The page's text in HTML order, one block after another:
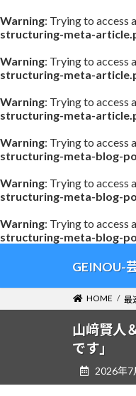
Warning: Trying to access
structuring-meta-
Warning: Trying to access
structuring-meta-
Warning: Trying to access
structuring-meta-
Warning: Trying to access
structuring-meta-blog-
Warning: Trying to access
structuring-meta-blog-
Warning: Trying to access
structuring-meta-blog-
テ
ッ
ゲ
移
GEINOU-
HOME 最
山﨑賢人
です」
2026年7